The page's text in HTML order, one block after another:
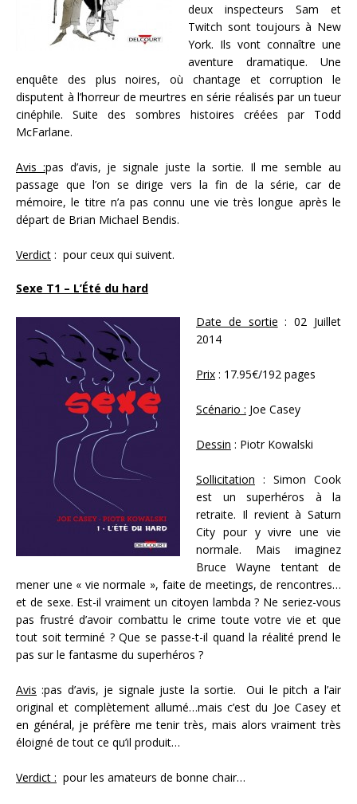
deux inspecteurs Sam et
Twitch sont toujours à New
York. Ils vont connaître une
aventure dramatique. Une
enquête des plus noires, où chantage et corruption le
disputent à l’horreur de meurtres en série réalisés par un tueur
cinéphile. Suite des sombres histoires créées par Todd
McFarlane.
Avis :pas d’avis, je signale juste la sortie. Il me semble au
passage que l’on se dirige vers la fin de la série, car de
mémoire, le titre n’a pas connu une vie très longue après le
départ de Brian Michael Bendis.
Verdict : pour ceux qui suivent.
Sexe T1 – L’Été du hard
Date de sortie : 02 Juillet
2014
Prix : 17.95€/192 pages
Scénario : Joe Casey
Dessin : Piotr Kowalski
Sollicitation : Simon Cook
est un superhéros à la
retraite. Il revient à Saturn
City pour y vivre une vie
normale. Mais imaginez
Bruce Wayne tentant de
mener une « vie normale », faite de meetings, de rencontres…
et de sexe. Est-il vraiment un citoyen lambda ? Ne seriez-vous
pas frustré d’avoir combattu le crime toute votre vie et que
tout soit terminé ? Que se passe-t-il quand la réalité prend le
pas sur le fantasme du superhéros ?
Avis :pas d’avis, je signale juste la sortie. Oui le pitch a l’air
original et complètement allumé…mais c’est du Joe Casey et
en général, je préfère me tenir très, mais alors vraiment très
éloigné de tout ce qu’il produit…
Verdict : pour les amateurs de bonne chair…